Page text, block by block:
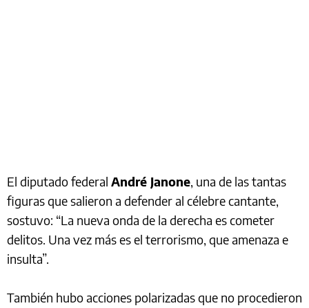
El diputado federal André Janone, una de las tantas
figuras que salieron a defender al célebre cantante,
sostuvo: “La nueva onda de la derecha es cometer
delitos. Una vez más es el terrorismo, que amenaza e
insulta”.
También hubo acciones polarizadas que no procedieron